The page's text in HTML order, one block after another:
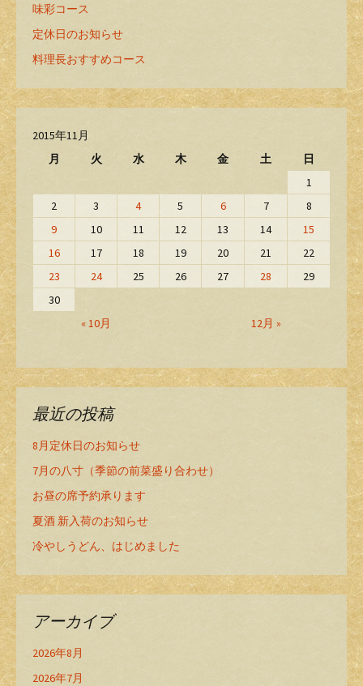
味彩コース
定休日のお知らせ
料理長おすすめコース
2015年11月
月
火 水 木 金 土 日
« 10月 12月 »
1
2
3 4 5 6 7
8
9
10 11 12 13 14
15
16
17 18 19 20 21
22
23
24 25 26 27 28
29
30
最近の投稿
8月定休日のお知らせ
7月の八寸（季節の前菜盛り合わせ）
お昼の席予約承ります
夏酒 新入荷のお知らせ
冷やしうどん、はじめました
アーカイブ
2026年8月
2026年7月